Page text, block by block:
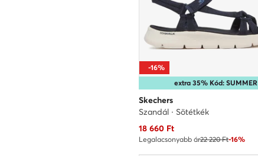
extra 35% Kód: SUMMER
-16%
Skechers
Szandál · Sötétkék
Aktuális ár
18 660Ft
Legalacsonyabb ár22 220 Ft-16%